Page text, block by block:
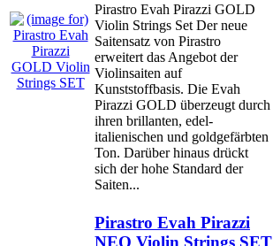
Pirastro Evah Pirazzi GOLD
Violin Strings Set Der neue
Saitensatz von Pirastro
erweitert das Angebot der
Violinsaiten auf
Kunststoffbasis. Die Evah
Pirazzi GOLD überzeugt durch
ihren brillanten, edel-
italienischen und goldgefärbten
Ton. Darüber hinaus drückt
sich der hohe Standard der
Saiten...
Pirastro Evah Pirazzi
NEO Violin Strings SET